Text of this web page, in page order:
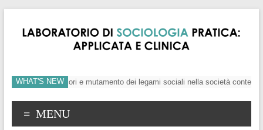
WHAT'S NEW
crisi dei valori e mutamento dei legami sociali nella società
MENU